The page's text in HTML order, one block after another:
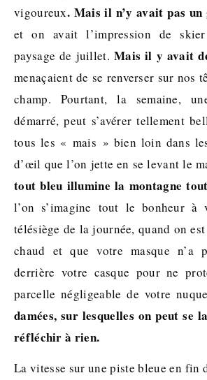
vigoureux. Mais il n’y avait pas un
et on avait l’impression de
paysage de juillet. Mais il y avait
menaçaient de se renverser sur nos
champ. Pourtant, la semaine,
démarré, peut s’avérer tellement
tous les « mais » bien loin dans
d’œil que l’on jette en se levant le
tout bleu illumine la montagne
l’on s’imagine tout le bonheur à
télésiège de la journée, quand on
chaud et que votre masque n’a
derrière votre casque pour ne
parcelle négligeable de votre
damées, sur lesquelles on peut se
réfléchir à rien.
La vitesse sur une piste bleue en fin